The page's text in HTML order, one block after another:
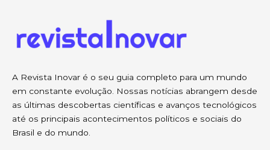
A Revista Inovar é o seu guia completo para um mundo
em constante evolução. Nossas notícias abrangem desde
as últimas descobertas científicas e avanços tecnológicos
até os principais acontecimentos políticos e sociais do
Brasil e do mundo.